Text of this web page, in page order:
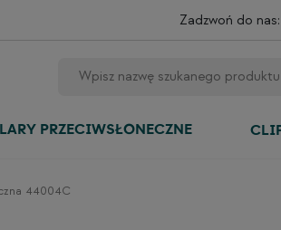
Zadzwoń do nas:
PRZECIWSŁONECZNE
44004C